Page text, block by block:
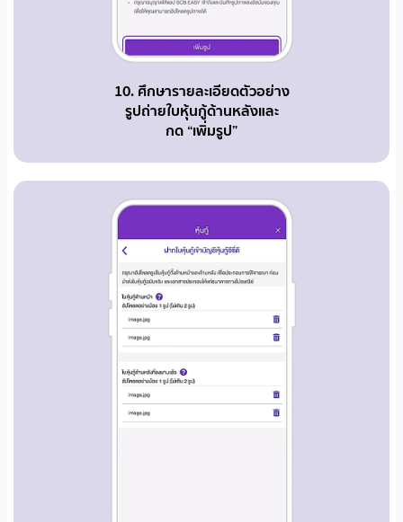
10. ศึกษารายละเอียดตัวอย่าง
รูปถ่ายใบหุ้นกู้ด้านหลังและ
กด “เพิ่มรูป”